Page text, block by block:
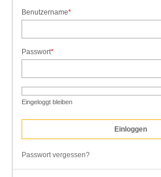
Benutzername*
Pflichtfeld
Passwort*
Pflichtfeld
Eingeloggt bleiben
Passwort vergessen?